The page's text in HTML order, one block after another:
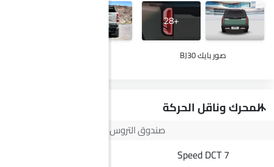
+28
صور بايك BJ30
المحرك وناقل الحركة
صندوق التروس
7 Speed DCT